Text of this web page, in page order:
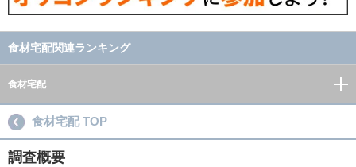
食材宅配関連ランキング
食材宅配
食材宅配 TOP
調査概要